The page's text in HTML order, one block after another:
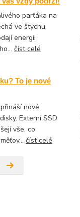
parťáka na
ve štychu.
energii
číst celé
To je nové
nové
Externí SSD
vše, co
číst celé